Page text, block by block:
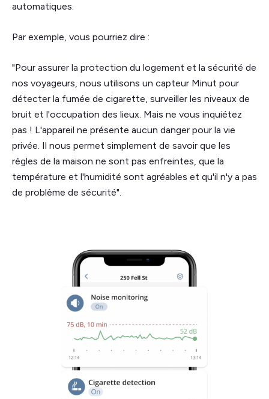
automatiques.
Par exemple, vous pourriez dire :
"Pour assurer la protection du logement et la sécurité de
nos voyageurs, nous utilisons un capteur Minut pour
détecter la fumée de cigarette, surveiller les niveaux de
bruit et l'occupation des lieux. Mais ne vous inquiétez
pas ! L'appareil ne présente aucun danger pour la vie
privée. Il nous permet simplement de savoir que les
règles de la maison ne sont pas enfreintes, que la
température et l'humidité sont agréables et qu'il n'y a pas
de problème de sécurité".